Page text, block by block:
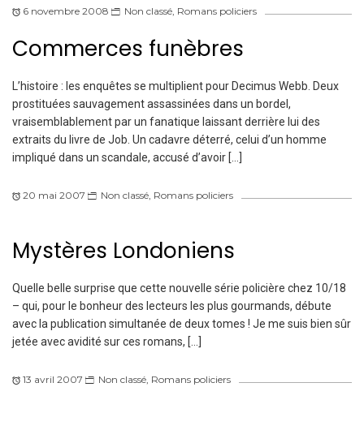
6 novembre 2008 Non classé Romans policiers
Commerces funèbres
L’histoire : les enquêtes se multiplient pour Decimus Webb. Deux
prostituées sauvagement assassinées dans un bordel,
vraisemblablement par un fanatique laissant derrière lui des
extraits du livre de Job. Un cadavre déterré, celui d’un homme
impliqué dans un scandale, accusé d’avoir […]
20 mai 2007 Non classé Romans policiers
Mystères Londoniens
Quelle belle surprise que cette nouvelle série policière chez 10/18
– qui, pour le bonheur des lecteurs les plus gourmands, débute
avec la publication simultanée de deux tomes ! Je me suis bien sûr
jetée avec avidité sur ces romans, […]
13 avril 2007 Non classé Romans policiers